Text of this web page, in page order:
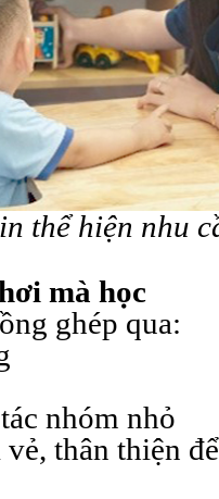
thể hiện nhu
mà học
ghép qua:
nhóm nhỏ
thân thiện